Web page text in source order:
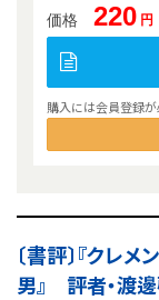
価格 220 円
購入には会員登録が
〔書評〕『クレ
男』 評者・渡